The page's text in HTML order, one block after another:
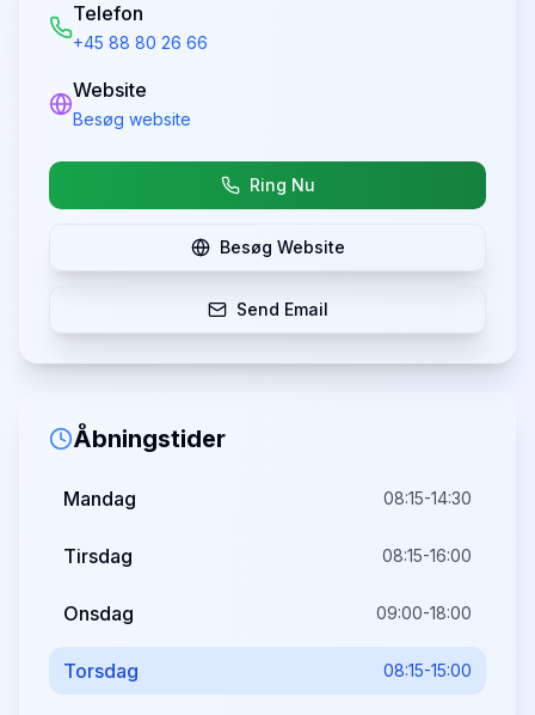
Telefon
+45 88 80 26 66
Website
Besøg website
Ring Nu
Besøg Website
Send Email
Åbningstider
Mandag 08:15-14:30
Tirsdag 08:15-16:00
Onsdag 09:00-18:00
Torsdag 08:15-15:00